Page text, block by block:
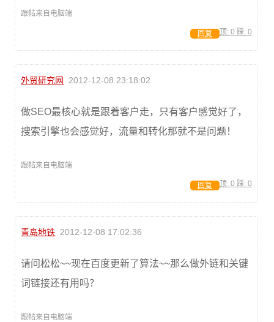
跟帖来自电脑端
顶: 0 踩: 0
回复
外贸研究网 2012-12-08 23:18:02
做SEO最核心就是跟着客户走，只有客户感觉好了，
搜索引擎也会感觉好，流量和转化那就不是问题！
跟帖来自电脑端
顶: 0 踩: 0
回复
青岛地铁 2012-12-08 17:02:36
请问松松~~现在百度更新了算法~~那么做外链和关键
词链接还有用吗？
跟帖来自电脑端